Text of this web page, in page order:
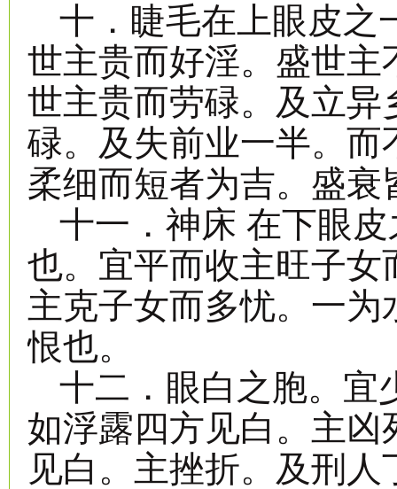
十．睫毛在上眼皮之
世主贵而好淫。盛世
世主贵而劳碌。及立
碌。及失前业一半。
柔细而短者为吉。盛
十一．神床 在下眼
也。宜平而收主旺子
主克子女而多忧。一
恨也。
十二．眼白之胞。宜
如浮露四方见白。主
见白。主挫折。及刑